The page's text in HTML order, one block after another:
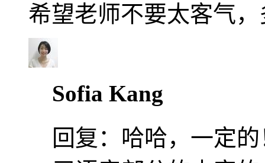
希望老师不要太客气
Sofia Kang
回复： 哈哈，一定